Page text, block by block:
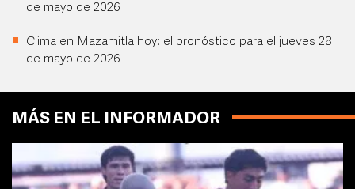
de mayo de 2026
Clima en Mazamitla hoy: el pronóstico para el jueves 28
de mayo de 2026
MÁS EN EL INFORMADOR